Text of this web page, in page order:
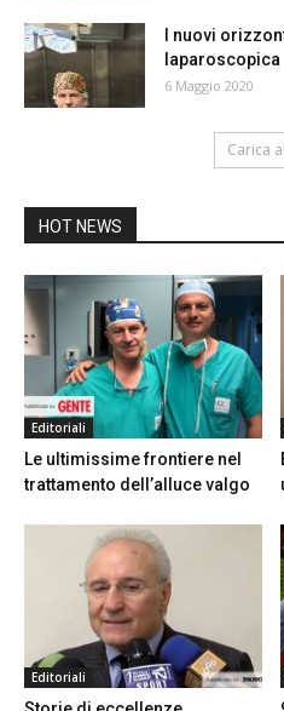
I nuovi
laparoscopica
6 Maggio 2020
Carica
HOT NEWS
Editoriali
Le ultimissime frontiere nel
trattamento dell’alluce valgo
Editoriali